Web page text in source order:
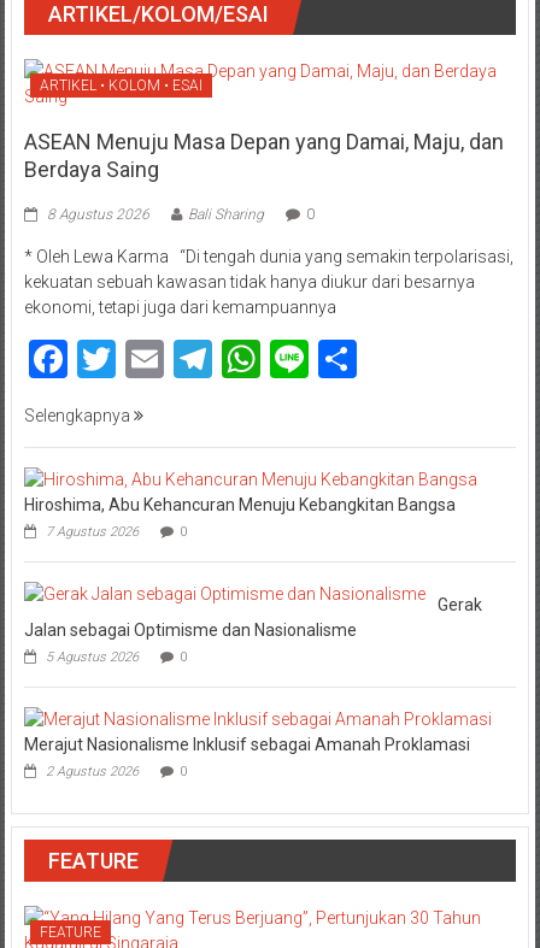
ARTIKEL/KOLOM/ESAI
ARTIKEL • KOLOM • ESAI
ASEAN Menuju Masa Depan yang Damai, Maju, dan
Berdaya Saing
8 Agustus 2026 Bali Sharing 0
* Oleh Lewa Karma “Di tengah dunia yang semakin terpolarisasi,
kekuatan sebuah kawasan tidak hanya diukur dari besarnya
ekonomi, tetapi juga dari kemampuannya
Facebook
Twitter
EmailTelegram
WhatsApp
LineShare
Selengkapnya
Hiroshima, Abu Kehancuran Menuju Kebangkitan Bangsa
7 Agustus 2026 0
Gerak
Jalan sebagai Optimisme dan Nasionalisme
5 Agustus 2026 0
Merajut Nasionalisme Inklusif sebagai Amanah Proklamasi
2 Agustus 2026 0
FEATURE
FEATURE